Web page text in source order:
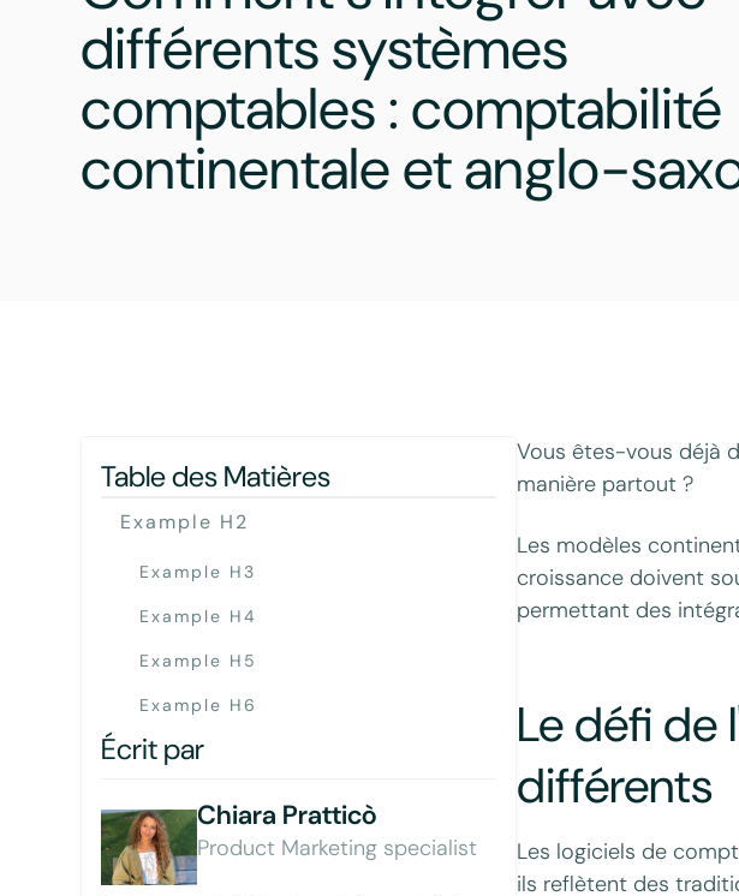
différents systèmes
comptables : comptabilité
continentale et anglo-
Table des Matières
Example H2
Example H3
Example H4
Example H5
Example H6
Écrit par
Chiara Pratticò
Product Marketing specialist
Vous êtes-vous déjà
manière partout ?
Les modèles
croissance doivent
permettant des
Le défi de
différents
Les logiciels de
ils reflètent des